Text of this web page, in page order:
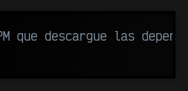
que descargue las